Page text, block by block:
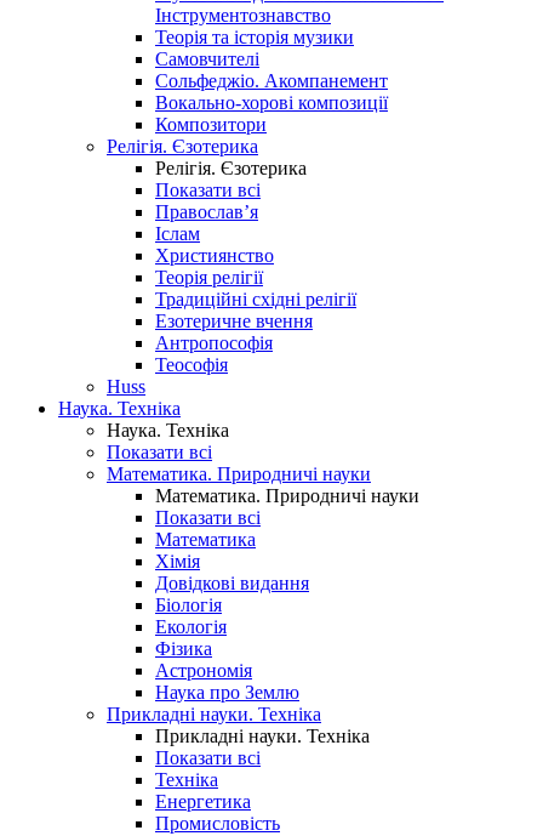
Інструментознавство
Теорія та історія музики
Самовчителі
Сольфеджіо. Акомпанемент
Вокально-хорові композиції
Композитори
Релігія. Єзотерика
Релігія. Єзотерика
Показати всі
Православ’я
Іслам
Християнство
Теорія релігії
Традиційні східні релігії
Езотеричне вчення
Антропософія
Теософія
Huss
Наука. Техніка
Наука. Техніка
Показати всі
Математика. Природничі науки
Математика. Природничі науки
Показати всі
Математика
Хімія
Довідкові видання
Біологія
Екологія
Фізика
Астрономія
Наука про Землю
Прикладні науки. Техніка
Прикладні науки. Техніка
Показати всі
Техніка
Енергетика
Промисловість